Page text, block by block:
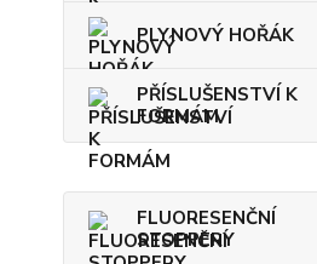
PLYNOVÝ HOŘÁK
PŘÍSLUŠENSTVÍ K
FORMÁM
FLUORESENČNÍ
STOPPERY